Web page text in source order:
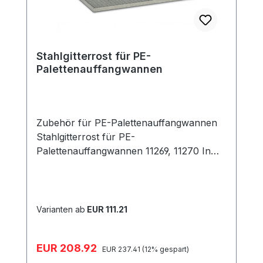
Stahlgitterrost für PE-
Palettenauffangwannen
Zubehör für PE-Palettenauffangwannen
Stahlgitterrost für PE-
Palettenauffangwannen 11269, 11270 In
425/4e geeignet für PE-Regal-
Einhängewannen 27/230 – hier sind 3
Varianten ab EUR 111.21
Verkaufspreis:
EUR 208.92 Regulärer Preis:
EUR 237.41 (12% gespart)